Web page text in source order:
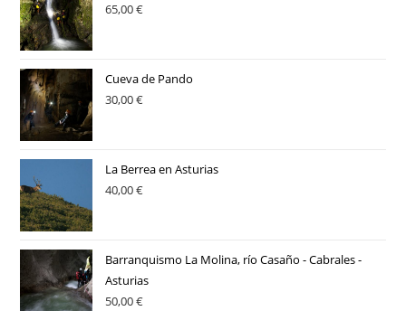
65,00€
Cueva de Pando
30,00€
La Berrea en Asturias
40,00€
Barranquismo La Molina, río Casaño - Cabrales -
Asturias
50,00€